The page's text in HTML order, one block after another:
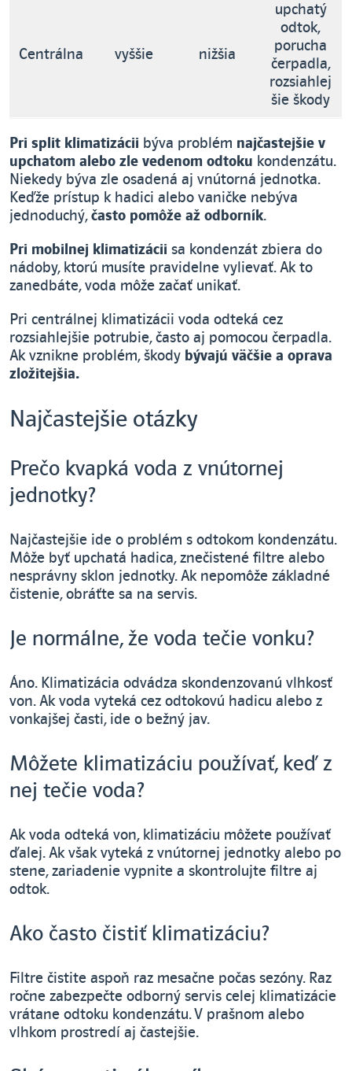
Centrálna vyššie nižšia
upchatý
odtok,
porucha
čerpadla,
rozsiahlej
šie škody
Pri split klimatizácii býva problém najčastejšie v
upchatom alebo zle vedenom odtoku kondenzátu.
Niekedy býva zle osadená aj vnútorná jednotka.
Keďže prístup k hadici alebo vaničke nebýva
jednoduchý,často pomôže až odborník.
Pri mobilnej klimatizácii sa kondenzát zbiera do
nádoby, ktorú musíte pravidelne vylievať. Ak to
zanedbáte, voda môže začať unikať.
Pri centrálnej klimatizácii voda odteká cez
rozsiahlejšie potrubie, často aj pomocou čerpadla.
Ak vznikne problém, škody bývajú väčšie a oprava
zložitejšia.
Najčastejšie otázky
Prečo kvapká voda z vnútornej
jednotky?
Najčastejšie ide o problém s odtokom kondenzátu.
Môže byť upchatá hadica, znečistené filtre alebo
nesprávny sklon jednotky. Ak nepomôže základné
čistenie, obráťte sa na servis.
Je normálne, že voda tečie vonku?
Áno. Klimatizácia odvádza skondenzovanú vlhkosť
von. Ak voda vyteká cez odtokovú hadicu alebo z
vonkajšej časti, ide o bežný jav.
Môžete klimatizáciu používať, keď z
nej tečie voda?
Ak voda odteká von, klimatizáciu môžete používať
ďalej. Ak však vyteká z vnútornej jednotky alebo po
stene, zariadenie vypnite a skontrolujte filtre aj
odtok.
Ako často čistiť klimatizáciu?
Filtre čistite aspoň raz mesačne počas sezóny. Raz
ročne zabezpečte odborný servis celej klimatizácie
vrátane odtoku kondenzátu. V prašnom alebo
vlhkom prostredí aj častejšie.